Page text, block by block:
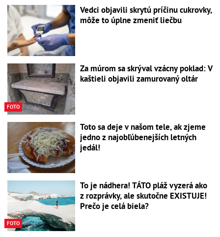
Vedci objavili skrytú príčinu cukrovky,
môže to úplne zmeniť liečbu
FOTO
Za múrom sa skrýval vzácny poklad: V
kaštieli objavili zamurovaný oltár
Toto sa deje v našom tele, ak zjeme
jedno z najobľúbenejších letných
jedál!
FOTO
To je nádhera! TÁTO pláž vyzerá ako
z rozprávky, ale skutočne EXISTUJE!
Prečo je celá biela?